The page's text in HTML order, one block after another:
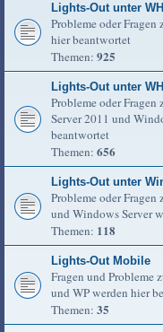
Lights-Out unter
Probleme oder
hier beantwortet
Themen: 925
Lights-Out unter
Probleme oder
Server 2011 und
beantwortet
Themen: 656
Lights-Out unter
Probleme oder
und Windows Server
Themen: 118
Lights-Out Mobile
Fragen und
und WP werden hier
Themen: 35